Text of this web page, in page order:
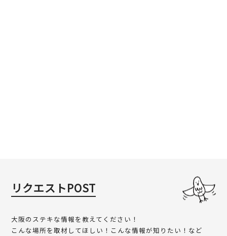
リクエストPOST
大阪のステキな情報を教えてください！
こんな場所を取材してほしい！こんな情報が知りたい！など